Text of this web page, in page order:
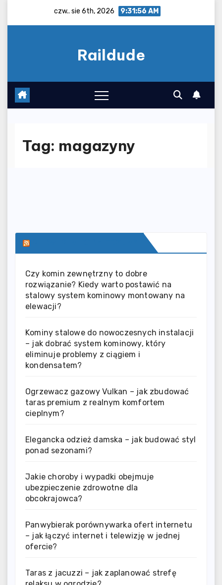
czw.. sie 6th, 2026 9:31:56 AM
Raildude
Tag: magazyny
Czy komin zewnętrzny to dobre
rozwiązanie? Kiedy warto postawić na
stalowy system kominowy montowany na
elewacji?
Kominy stalowe do nowoczesnych instalacji
– jak dobrać system kominowy, który
eliminuje problemy z ciągiem i
kondensatem?
Ogrzewacz gazowy Vulkan – jak zbudować
taras premium z realnym komfortem
cieplnym?
Elegancka odzież damska – jak budować styl
ponad sezonami?
Jakie choroby i wypadki obejmuje
ubezpieczenie zdrowotne dla
obcokrajowca?
Panwybierak porównywarka ofert internetu
– jak łączyć internet i telewizję w jednej
ofercie?
Taras z jacuzzi – jak zaplanować strefę